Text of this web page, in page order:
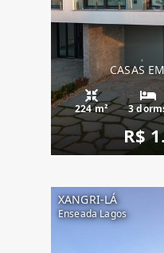
CASAS
224 m² 3
R$
XANGRI-LÁ
Enseada Lagos